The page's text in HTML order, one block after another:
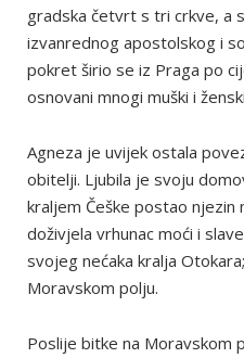
gradska četvrt s tri crkve, a
izvanrednog apostolskog i
pokret širio se iz Praga po
osnovani mnogi muški i
Agneza je uvijek ostala
obitelji. Ljubila je svoju
kraljem Češke postao njezin
doživjela vrhunac moći i
svojeg nećaka kralja
Moravskom polju.
Poslije bitke na Moravskom